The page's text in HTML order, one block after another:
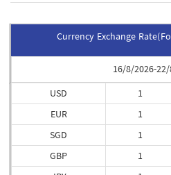
Currency Exchange
16/8/2026-
USD
EUR
SGD
GBP
1
1
1
1